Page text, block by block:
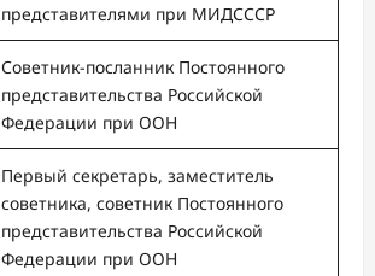
представителями при МИДСССР
Советник-посланник Постоянного
представительства Российской
Федерации при ООН
Первый секретарь, заместитель
советника, советник Постоянного
представительства Российской
Федерации при ООН